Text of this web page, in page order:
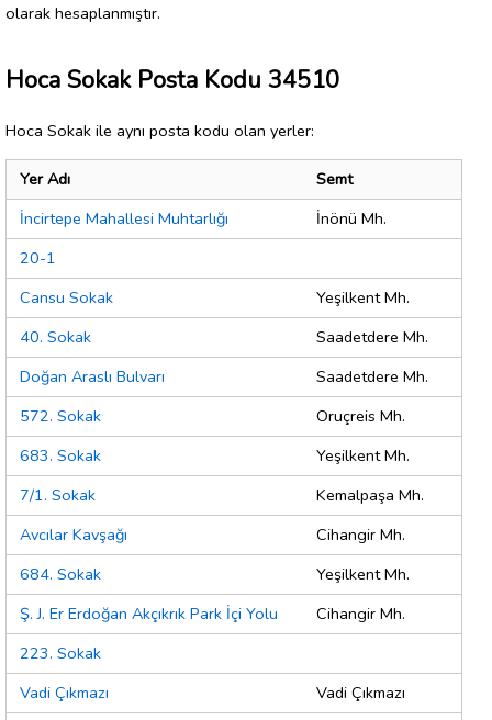
olarak hesaplanmıştır.
Hoca Sokak Posta Kodu 34510
Hoca Sokak ile aynı posta kodu olan yerler:
Yer Adı
Semt
İncirtepe Mahallesi Muhtarlığı
İnönü Mh.
20-1
Cansu Sokak
Yeşilkent Mh.
40. Sokak
Saadetdere Mh.
Doğan Araslı Bulvarı
Saadetdere Mh.
572. Sokak
Oruçreis Mh.
683. Sokak
Yeşilkent Mh.
7/1. Sokak
Kemalpaşa Mh.
Avcılar Kavşağı
Cihangir Mh.
684. Sokak
Yeşilkent Mh.
Ş. J. Er Erdoğan Akçıkrık Park İçi Yolu
Cihangir Mh.
223. Sokak
Vadi Çıkmazı
Vadi Çıkmazı